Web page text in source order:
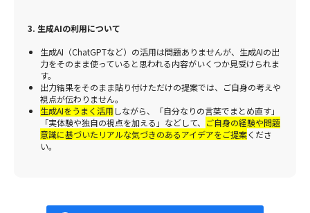
3. 生成AIの利用について
生成AI（ChatGPTなど）の活用は問題ありませんが、生成AIの出
力をそのまま使っていると思われる内容がいくつか見受けられま
す。
出力結果をそのまま貼り付けただけの提案では、ご自身の考えや
視点が伝わりません。
生成AIをうまく活用 しながら、「自分なりの言葉でまとめ直す」
「実体験や独自の視点を加える」などして、
ご自身の経験や問題
意識に基づいたリアルな気づきのあるアイデアをご提案くださ
い。